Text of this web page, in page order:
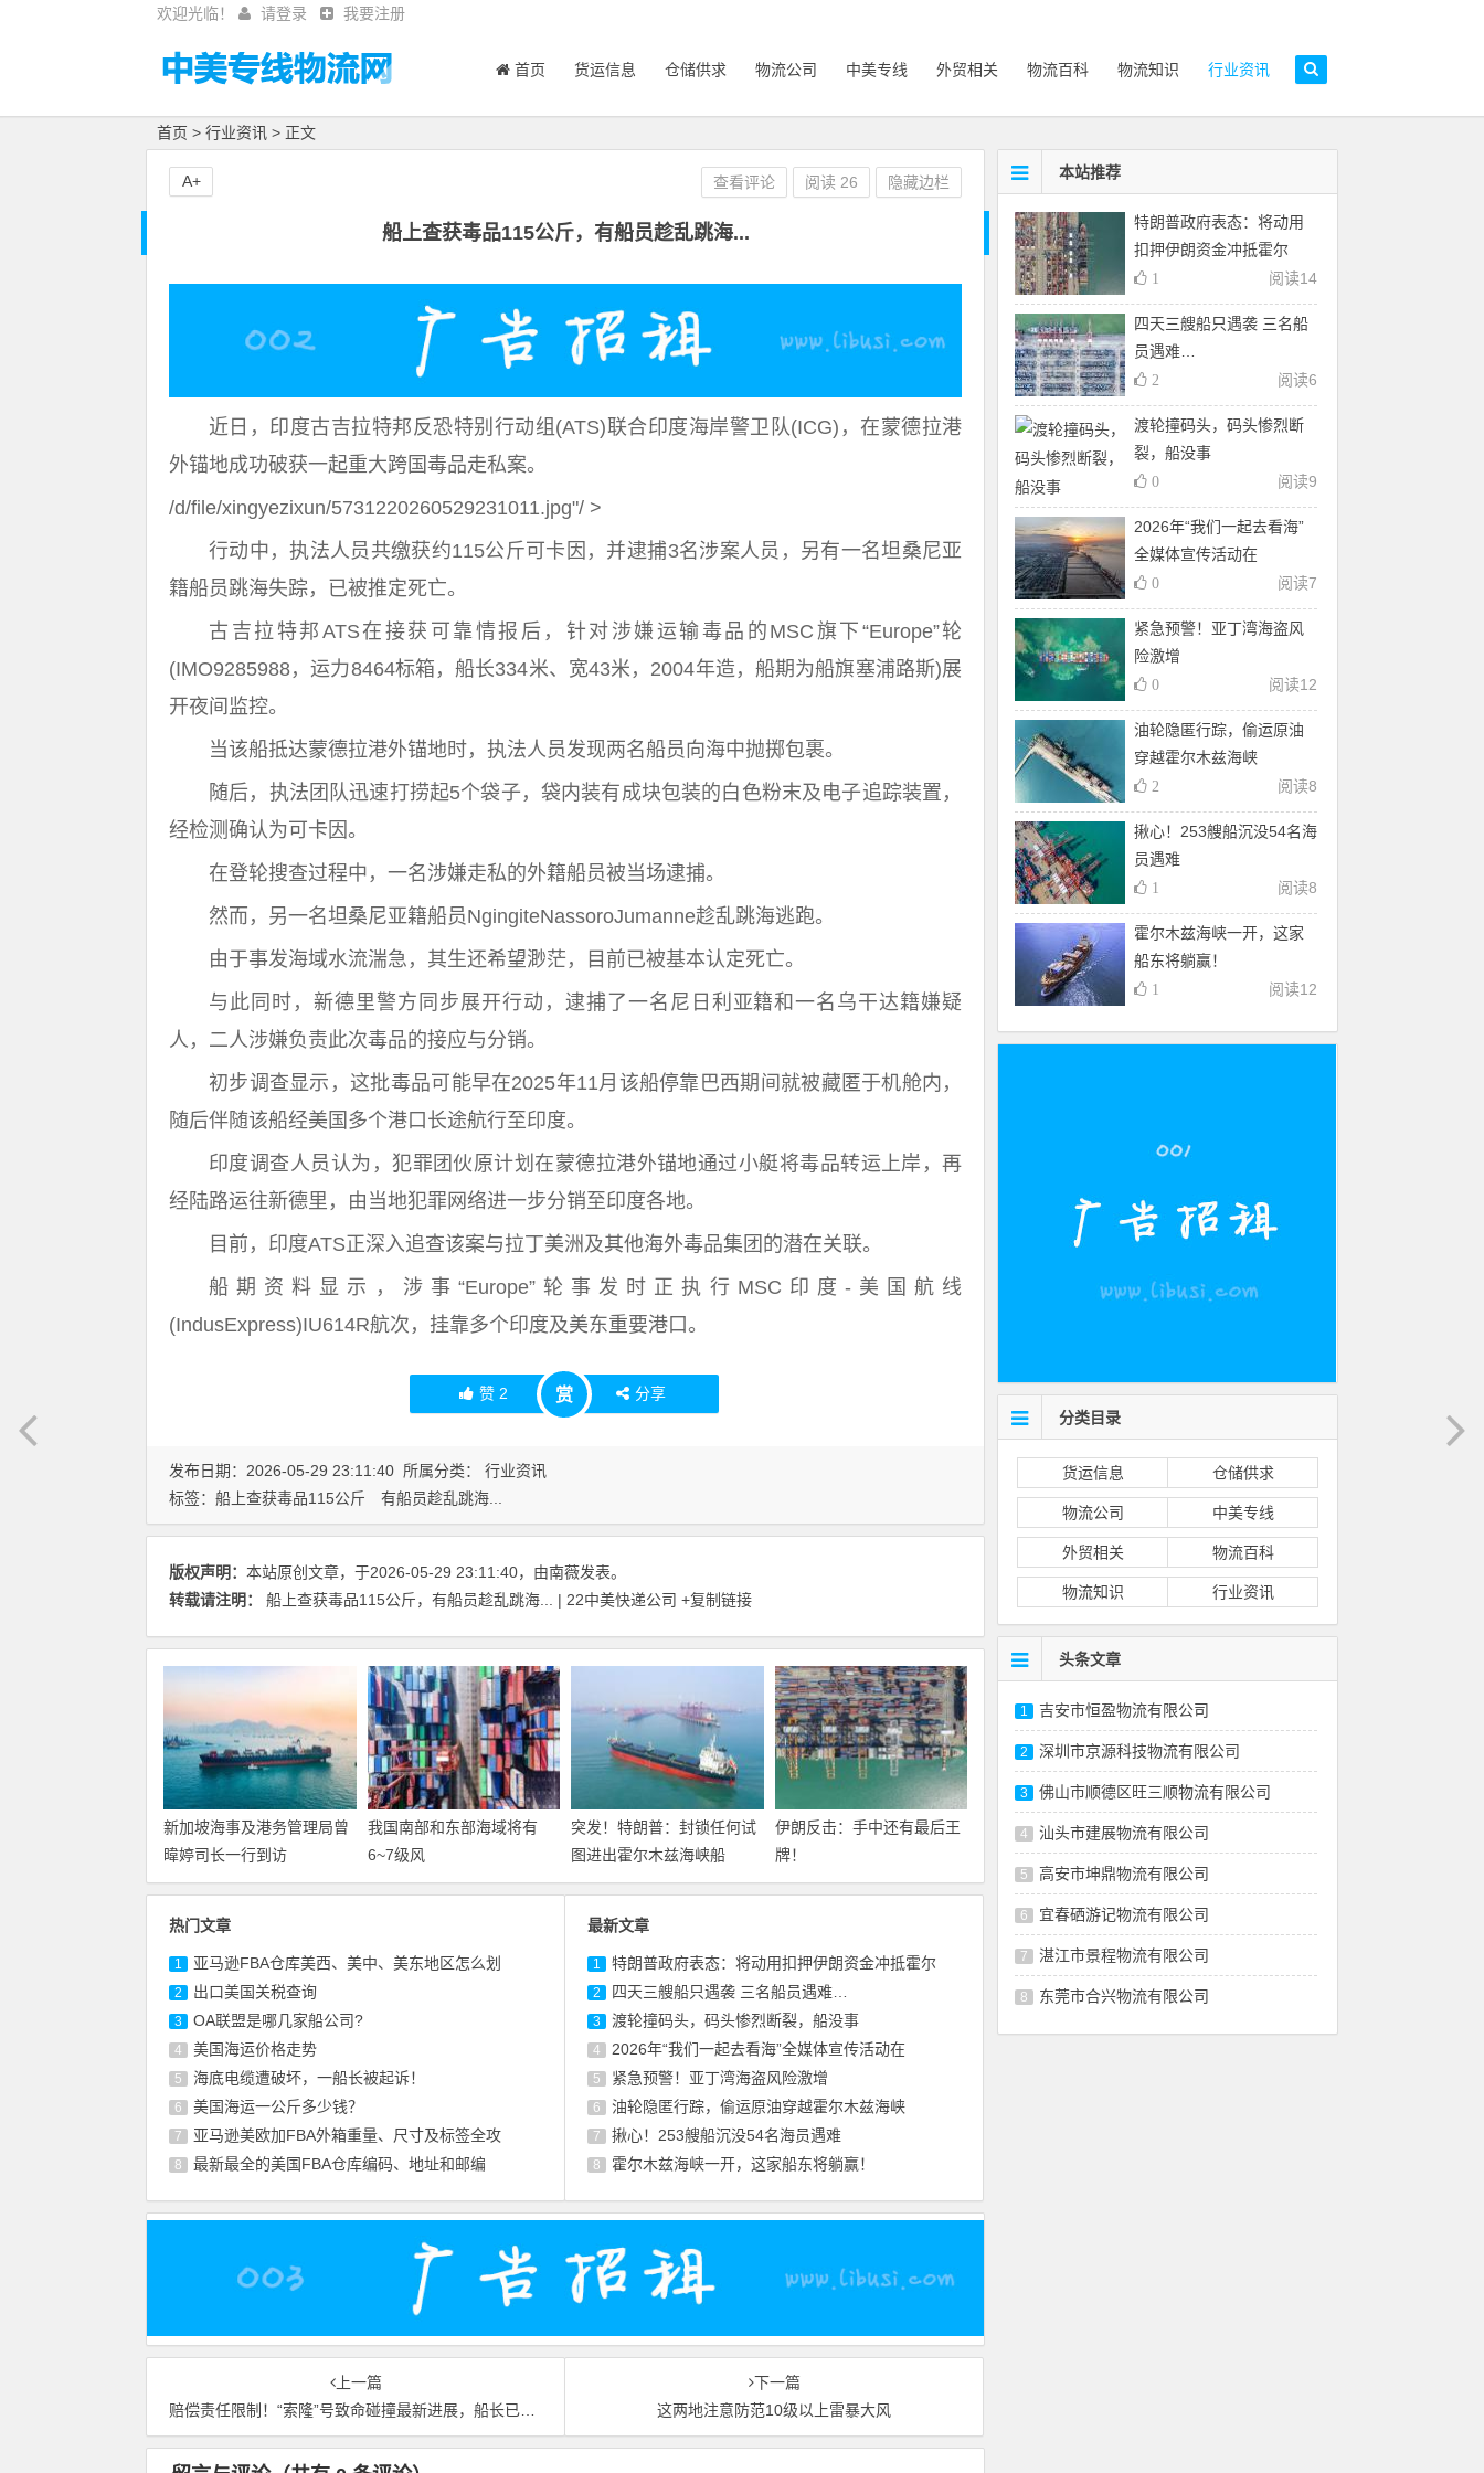
欢迎光临！ 请登录 我要注册
首页 货运信息 仓储供求 物流公司 中美专线 外贸相关 物流百科 物流知识 行业资讯
首页 > 行业资讯 > 正文
船上查获毒品115公斤，有船员趁乱跳海...
近日，印度古吉拉特邦反恐特别行动组(ATS)联合印度海岸警卫队(ICG)，在蒙德拉港
外锚地成功破获一起重大跨国毒品走私案。
/d/file/xingyezixun/5731220260529231011.jpg"/ >
行动中，执法人员共缴获约115公斤可卡因，并逮捕3名涉案人员，另有一名坦桑尼亚
籍船员跳海失踪，已被推定死亡。
古吉拉特邦ATS在接获可靠情报后，针对涉嫌运输毒品的MSC旗下“Europe”轮
(IMO9285988，运力8464标箱，船长334米、宽43米，2004年造，船期为船旗塞浦路斯)展
开夜间监控。
当该船抵达蒙德拉港外锚地时，执法人员发现两名船员向海中抛掷包裹。
随后，执法团队迅速打捞起5个袋子，袋内装有成块包装的白色粉末及电子追踪装置，
经检测确认为可卡因。
在登轮搜查过程中，一名涉嫌走私的外籍船员被当场逮捕。
然而，另一名坦桑尼亚籍船员NgingiteNassoroJumanne趁乱跳海逃跑。
由于事发海域水流湍急，其生还希望渺茫，目前已被基本认定死亡。
与此同时，新德里警方同步展开行动，逮捕了一名尼日利亚籍和一名乌干达籍嫌疑
人，二人涉嫌负责此次毒品的接应与分销。
初步调查显示，这批毒品可能早在2025年11月该船停靠巴西期间就被藏匿于机舱内，
随后伴随该船经美国多个港口长途航行至印度。
印度调查人员认为，犯罪团伙原计划在蒙德拉港外锚地通过小艇将毒品转运上岸，再
经陆路运往新德里，由当地犯罪网络进一步分销至印度各地。
目前，印度ATS正深入追查该案与拉丁美洲及其他海外毒品集团的潜在关联。
船期资料显示，涉事“Europe”轮事发时正执行MSC印度-美国航线
(IndusExpress)IU614R航次，挂靠多个印度及美东重要港口。
赞 2 赏 分享
查看评论 阅读 26 隐藏边栏
A+
发布日期：2026-05-29 23:11:40 所属分类： 行业资讯
标签： 船上查获毒品115公斤 有船员趁乱跳海...
版权声明： 本站原创文章，于2026-05-29 23:11:40，由南薇发表。
转载请注明：
船上查获毒品115公斤，有船员趁乱跳海... | 22中美快递公司 +复制链接
新加坡海事及港务管理局曾
暐婷司长一行到访
我国南部和东部海域将有
6~7级风
突发！特朗普：封锁任何试
图进出霍尔木兹海峡船
伊朗反击：手中还有最后王
牌！
热门文章
1 亚马逊FBA仓库美西、美中、美东地区怎么划
2 出口美国关税查询
3 OA联盟是哪几家船公司?
4 美国海运价格走势
5 海底电缆遭破坏，一船长被起诉！
6 美国海运一公斤多少钱？
7 亚马逊美欧加FBA外箱重量、尺寸及标签全攻
8 最新最全的美国FBA仓库编码、地址和邮编
最新文章
1 特朗普政府表态：将动用扣押伊朗资金冲抵霍尔
2 四天三艘船只遇袭 三名船员遇难…
3 渡轮撞码头，码头惨烈断裂，船没事
4 2026年“我们一起去看海”全媒体宣传活动在
5 紧急预警！亚丁湾海盗风险激增
6 油轮隐匿行踪，偷运原油穿越霍尔木兹海峡
7 揪心！253艘船沉没54名海员遇难
8 霍尔木兹海峡一开，这家船东将躺赢！
上一篇
赔偿责任限制！“索隆”号致命碰撞最新进展，船长已入狱...
下一篇
这两地注意防范10级以上雷暴大风
本站推荐
特朗普政府表态：将动用
扣押伊朗资金冲抵霍尔
阅读14
1
四天三艘船只遇袭 三名船
员遇难…
阅读6
2
渡轮撞码头，码头惨烈断
裂，船没事
阅读9
0
2026年“我们一起去看海”
全媒体宣传活动在
阅读7
0
紧急预警！亚丁湾海盗风
险激增
阅读12
0
油轮隐匿行踪，偷运原油
穿越霍尔木兹海峡
阅读8
2
揪心！253艘船沉没54名海
员遇难
阅读8
1
霍尔木兹海峡一开，这家
船东将躺赢！
阅读12
1
分类目录
货运信息 仓储供求
物流公司 中美专线
外贸相关 物流百科
物流知识 行业资讯
头条文章
1 吉安市恒盈物流有限公司
2 深圳市京源科技物流有限公司
3 佛山市顺德区旺三顺物流有限公司
4 汕头市建展物流有限公司
5 高安市坤鼎物流有限公司
6 宜春硒游记物流有限公司
7 湛江市景程物流有限公司
8 东莞市合兴物流有限公司